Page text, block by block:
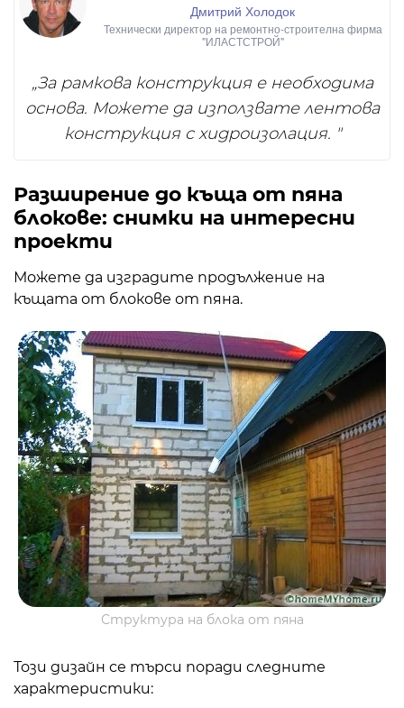
Дмитрий Холодок
Технически директор на ремонтно-строителна фирма
"ИЛАСТСТРОЙ"
„За рамкова конструкция е необходима
основа. Можете да използвате лентова
конструкция с хидроизолация. "
Разширение до къща от пяна
блокове: снимки на интересни
проекти
Можете да изградите продължение на
къщата от блокове от пяна.
Структура на блока от пяна
Този дизайн се търси поради следните
характеристики: